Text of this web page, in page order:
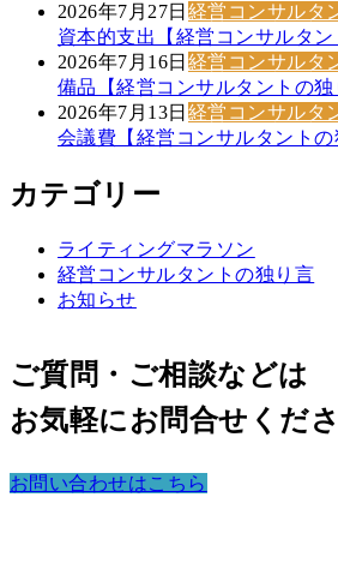
2026年7月27日 経営コンサルタ
資本的支出【経営コンサルタン
2026年7月16日 経営コンサルタ
備品【経営コンサルタントの独
2026年7月13日 経営コンサルタ
会議費【経営コンサルタントの
カテゴリー
ライティングマラソン
経営コンサルタントの独り言
お知らせ
ご質問・ご相談などは
お気軽にお問合せくだ
お問い合わせはこちら